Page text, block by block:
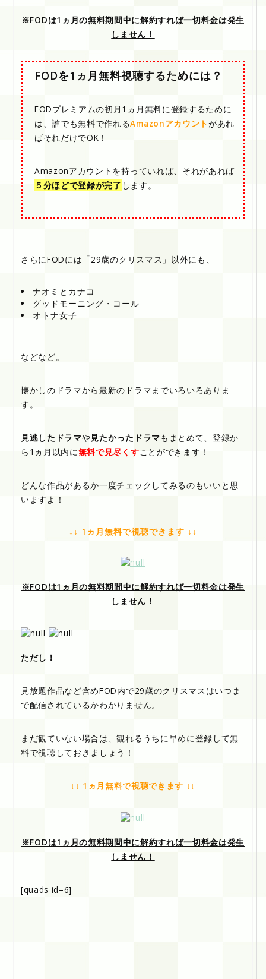
※FODは1ヵ月の無料期間中に解約すれば一切料金は発生
しません！
FODを1ヵ月無料視聴するためには？
FODプレミアムの初月1ヵ月無料に登録するために
は、誰でも無料で作れるAmazonアカウントがあれ
ばそれだけでOK！
Amazonアカウントを持っていれば、それがあれば
５分ほどで登録が完了 します。
さらにFODには「29歳のクリスマス」以外にも、
ナオミとカナコ
グッドモーニング・コール
オトナ女子
などなど。
懐かしのドラマから最新のドラマまでいろいろありま
す。
見逃したドラマや見たかったドラマもまとめて、登録か
ら1ヵ月以内に無料で見尽くすことができます！
どんな作品があるか一度チェックしてみるのもいいと思
いますよ！
↓↓ 1ヵ月無料で視聴できます ↓↓
※FODは1ヵ月の無料期間中に解約すれば一切料金は発生
しません！
ただし！
見放題作品など含めFOD内で29歳のクリスマスはいつま
で配信されているかわかりません。
まだ観ていない場合は、観れるうちに早めに登録して無
料で視聴しておきましょう！
↓↓ 1ヵ月無料で視聴できます ↓↓
※FODは1ヵ月の無料期間中に解約すれば一切料金は発生
しません！
[quads id=6]